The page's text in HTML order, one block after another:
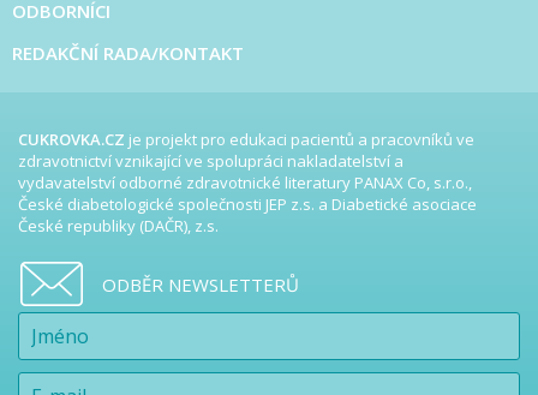
ODBORNÍCI
REDAKČNÍ RADA/KONTAKT
CUKROVKA.CZ je projekt pro edukaci pacientů a pracovníků ve
zdravotnictví vznikající ve spolupráci nakladatelství a
vydavatelství odborné zdravotnické literatury PANAX Co, s.r.o.,
České diabetologické společnosti JEP z.s. a Diabetické asociace
České republiky (DAČR), z.s.
ODBĚR NEWSLETTERŮ